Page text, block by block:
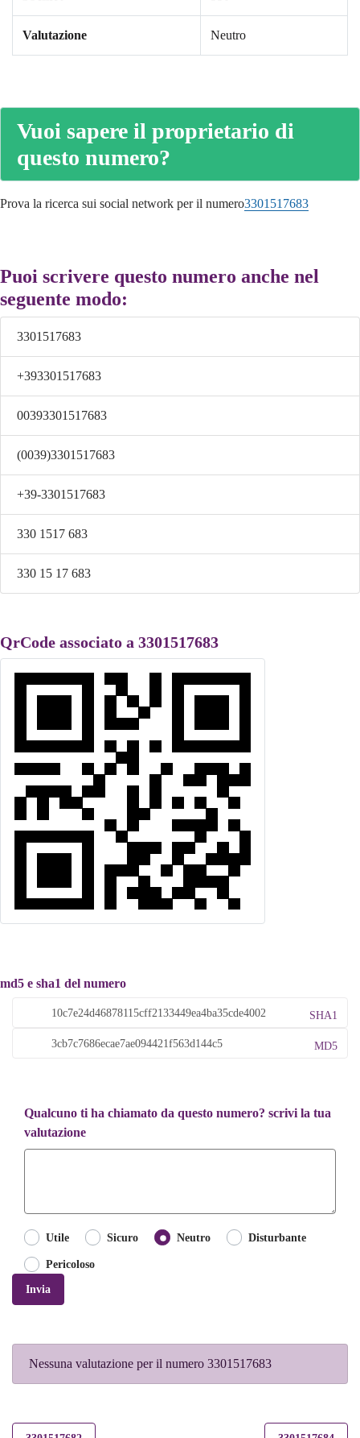
Valutazione Neutro
Vuoi sapere il proprietario di
questo numero?
Prova la ricerca sui social network per il numero3301517683
Puoi scrivere questo numero anche nel
seguente modo:
3301517683
+393301517683
00393301517683
(0039)3301517683
+39-3301517683
330 1517 683
330 15 17 683
QrCode associato a 3301517683
md5 e sha1 del numero
SHA1
MD5
Qualcuno ti ha chiamato da questo numero? scrivi la tua
valutazione
Utile Sicuro Neutro Disturbante
Pericoloso
Invia
Nessuna valutazione per il numero 3301517683